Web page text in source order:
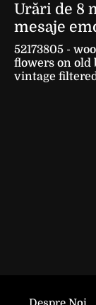
Urări de 8
mesaje
52173805 -
flowers on old
vintage